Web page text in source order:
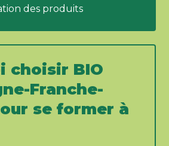
des produits
choisir BIO
Franche-
se former à